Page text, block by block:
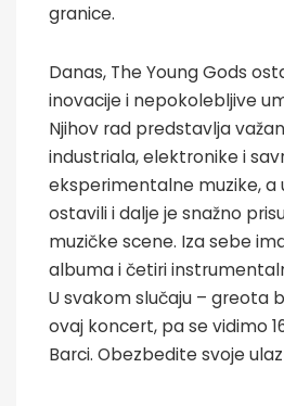
granice.
Danas, The Young Gods
inovacije i nepokolebljive
Njihov rad predstavlja
industriala, elektronike i
eksperimentalne muzike, a
ostavili i dalje je snažno
muzičke scene. Iza sebe
albuma i četiri
U svakom slučaju – greota
ovaj koncert, pa se vidimo
Barci. Obezbedite svoje